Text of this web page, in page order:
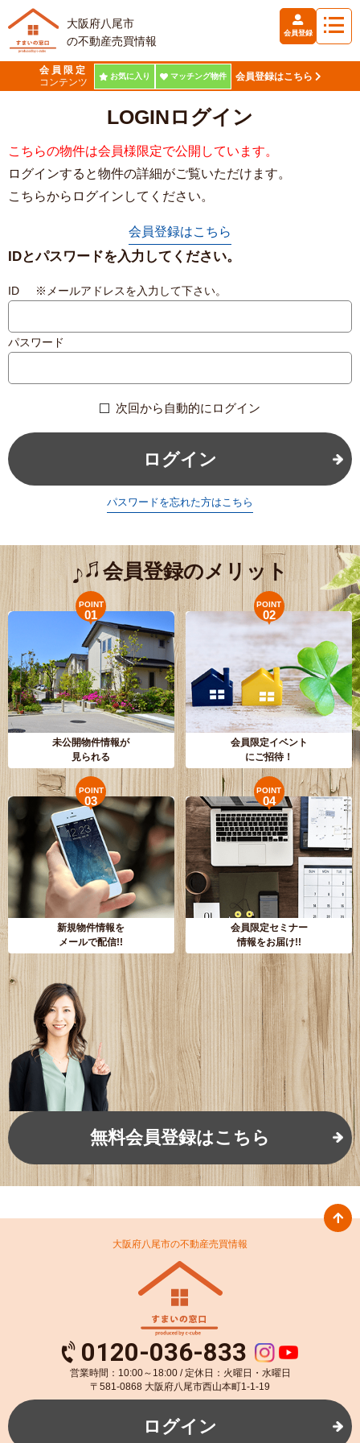
大阪府八尾市
の不動産売買情報
会員登録
会員限定
コンテンツ
お気に入り マッチング物件 会員登録はこちら
LOGINログイン
こちらの物件は会員様限定で公開しています。
ログインすると物件の詳細がご覧いただけます。
こちらからログインしてください。
会員登録はこちら
IDとパスワードを入力してください。
ID ※メールアドレスを入力して下さい。
パスワード
次回から自動的にログイン
ログイン
パスワードを忘れた方はこちら
会員登録のメリット
POINT
01
未公開物件情報が
見られる
POINT
02
会員限定イベント
にご招待！
POINT
03
新規物件情報を
メールで配信!!
POINT
04
会員限定セミナー
情報をお届け!!
無料会員登録はこちら
大阪府八尾市の不動産売買情報
0120-036-833
営業時間：10:00～18:00 / 定休日：火曜日・水曜日
〒581-0868 大阪府八尾市西山本町1-1-19
ログイン